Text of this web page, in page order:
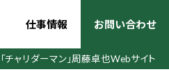
仕事情報 お問い合わせ
「チャリダーマン」周藤卓也Webサイト